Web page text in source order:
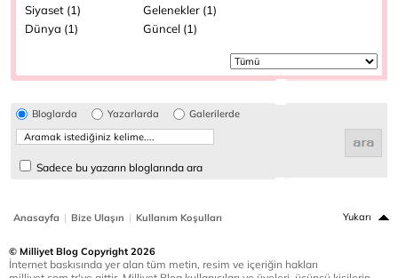
Siyaset (1)
Gelenekler (1)
Dünya (1)
Güncel (1)
Bloglarda Yazarlarda Galerilerde
Sadece bu yazarın bloglarında ara
Anasayfa | Bize Ulaşın | Kullanım Koşulları Yukarı
© Milliyet Blog Copyright 2026
İnternet baskısında yer alan tüm metin, resim ve içeriğin hakları